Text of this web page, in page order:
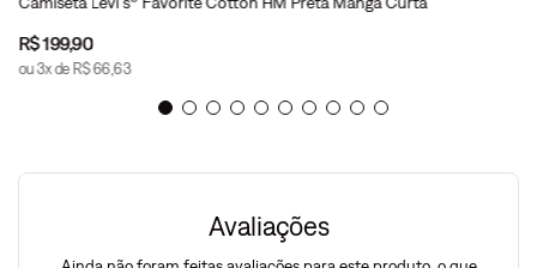
R$199,90
ou3x de R$66,63
Avaliações